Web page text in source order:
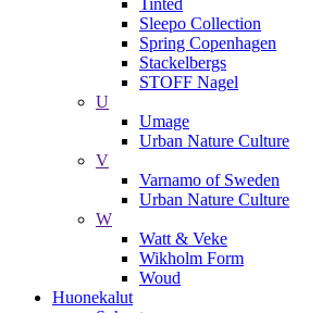
Tinted
Sleepo Collection
Spring Copenhagen
Stackelbergs
STOFF Nagel
U
Umage
Urban Nature Culture
V
Varnamo of Sweden
Urban Nature Culture
W
Watt & Veke
Wikholm Form
Woud
Huonekalut